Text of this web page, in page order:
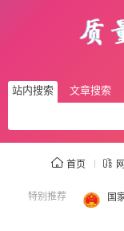
站内搜索 文章搜索
首页
特别推荐 国